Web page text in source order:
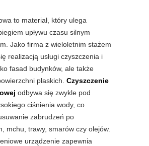
to materiał, który ulega
upływu czasu silnym
Jako firma z wieloletnim stażem
realizacją usługi czyszczenia i
fasad budynków, ale także
płaskich. Czyszczenie
odbywa się zwykle pod
ciśnienia wody, co
zabrudzeń po
mchu, trawy, smarów czy olejów.
urządzenie zapewnia